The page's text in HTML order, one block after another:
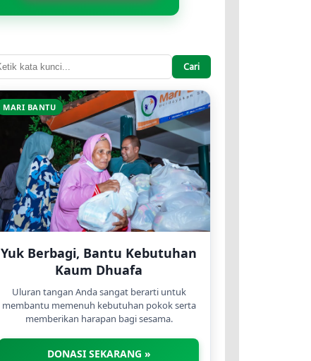
Cari
MARI BANTU
Yuk Berbagi, Bantu Kebutuhan
Kaum Dhuafa
Uluran tangan Anda sangat berarti untuk
membantu memenuh kebutuhan pokok serta
memberikan harapan bagi sesama.
DONASI SEKARANG »